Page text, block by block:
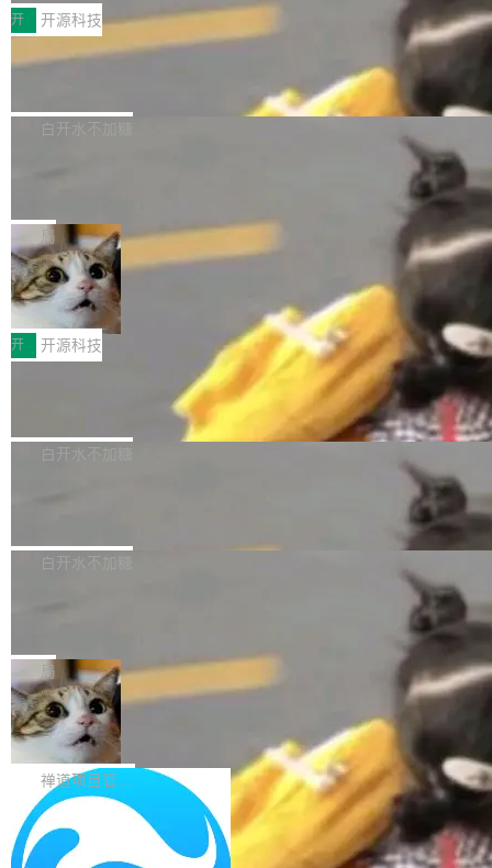
一，界面错位。他说这个问题"两年前就发现了，
至今没变"。 数据流方面，Manshin 指出 SwiftU
I 的属性包装器演进史...
AI 聊天功能（添加了一些快捷键）</span></li>
<li><span style="color:#000000">新增了始终
在新 SQL 控制台中打开 AI 生成的脚本的功能</
span></li> <li><span style="color:#000000...
2026卫星活动——第二届多语种对话语音语言模
型挑战赛 （Multilingual Conversational Speec
h Language Model Challenge，MLC-SLM）T
ask 1赛道中，传音TEX AI中心语音算法团队以
自主研发的说话人归属多语种自动语音识别系统
化系统等关键方向的系统性技术实力。 本届赛事
聚焦多语言对话语音模型面临的关键技术挑战，
共吸引来自全球工业界与学术界的1...
开 开源科技
Qwen3.8-Max 发布，下周开源 Qwen3.
千问大模型宣布正式推出 Qwen 家族迄今最强大
的模型 Qwen3.8-Max，也是其首个 Max 规模
5 的架构基础构建，参数规模扩展至 2.4 万亿，
激活参数95B，支持100万上下文Tokens，在编
程、办公、科研以及长周期任务等方面实现了全
面提升。它不仅能应对更具挑战性的问题，还能
更可靠地端到端完成复杂任务，输出值得信赖的
成果。 全球开发者都可通过千问 AI 平台获得 Q
wen3.8 的 API 服务：国内每百万 Tok...
白开水不加糖
态生成模型，能生成带原生立体声的 2K 视频。
没有发布会，没有预告，直接扔了篇文章出来，
权重已经上传至 Hugging Face。 去年国内的视
频生成模型还在追 Runway 和 Pika 的参数，今
天 MiniMax H3 从架构到许可都摆上台面了。一
个模型，三个模块，两个开源。 H3 由三个模块
组成：H3-Context-IR 负责多模态指令理解和编
排（闭源，提供 API）；H3-Base 是核心生成模
型，33B 参数，负责 768p 音视频生成（开
局
DeepSeek-V4-Flash正式版API上线超
算互联网
近日，DeepSeek-V4-Flash 正式版 API 开启公
开测试。国家超算互联网正式上线 DeepSeek-V
4-Flash 正式版（DeepSeek-V4-Flash-0731）
模型 API 调用服务和模型文件。 DeepSeek-V4-
Flash-0731 经过大量后训练工作，智能体能力
大幅增强，指令遵循能力大幅增强。在多项基准
模型 API 调用服务，用户无需繁琐环境配置，一
开 开源科技
Docker 29.7.1 现已发布，具体更新内容如下：
Bug fixes and enhancements 修复了一个回归
绝遍历绝对符号链接的容器路径，例如/var/run -
更新说明：https://github.com/moby/...
白开水不加糖
计语言和 React 组件库。Ant Design 6.5.3 现
ut.OTP 的 mask 为 true 时仍显示原始值的问
题。#58805 修复 Input.TextArea 调整大小手柄
在触摸设备上显示为小圆点的问题。#58812 Ty
pography 优化 Typography 省略提示在大列表
中的渲染性能。#58806 修复 Typography...
白开水不加糖
比它便宜的。 Artificial Analysis 更新了 DeepS
eek V4 Flash 0731 的完整评测。一张 Intellige
nce Index vs Cost per Task 的散点图上，13
个模型排成一列，V4 Flash 贴着底部：$0.03
一次任务。 V4 Flash 的 Intelligence Index 得
分 50，在 101 个模型中排第 3。排在它前面
的：Claude Opus 5（61 分）、Claude Fable
5（60 分）、GPT-5.6 Sol（59 分）、Kimi K3
局
禅道开源版 22.4 发布，内置 DevOps4.
0 正式版，提供从代码提交到交付的全
生命周期的管理能力
大家好， 禅道开源版22.4发布啦！本次发布我们
带来了DevOps4.0系列的首个正式版本。 DevO
ps4.0内置与禅道DevOps专业版同源的代码管理
核心，依托于全自研的GitFox代码托管引擎，我
们提供了从代码提交到交付的全生命周期的管理
Solon 的 10 种 HTTP 服务器：改一行
依赖，换一个引擎
用 Solon 做线上项目有一阵子了，有个点总让新